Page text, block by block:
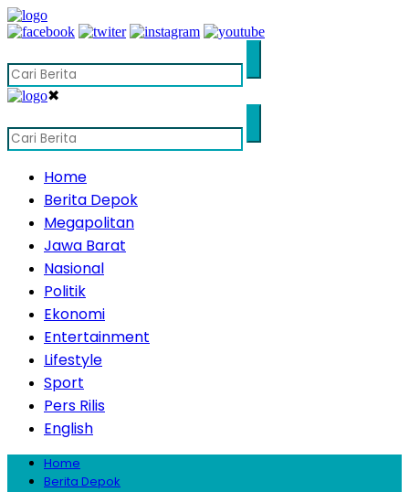
✖
Home
Berita Depok
Megapolitan
Jawa Barat
Nasional
Politik
Ekonomi
Entertainment
Lifestyle
Sport
Pers Rilis
English
Home
Berita Depok